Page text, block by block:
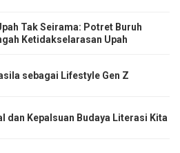
Tak Seirama: Potret Buruh
Ketidakselarasan Upah
sebagai Lifestyle Gen Z
dan Kepalsuan Budaya Literasi Kita